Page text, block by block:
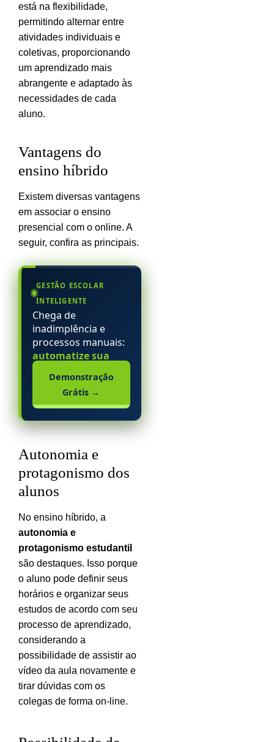
está na flexibilidade,
permitindo alternar entre
atividades individuais e
coletivas, proporcionando
um aprendizado mais
abrangente e adaptado às
necessidades de cada
aluno.
Vantagens do
ensino híbrido
Existem diversas vantagens
em associar o ensino
presencial com o online. A
seguir, confira as principais.
GESTÃO ESCOLAR
INTELIGENTE
Chega de
inadimplência e
processos manuais:
automatize sua
escola particular.
Demonstração
Grátis →
Autonomia e
protagonismo dos
alunos
No ensino híbrido, a
autonomia e
protagonismo estudantil
são destaques. Isso porque
o aluno pode definir seus
horários e organizar seus
estudos de acordo com seu
processo de aprendizado,
considerando a
possibilidade de assistir ao
vídeo da aula novamente e
tirar dúvidas com os
colegas de forma on-line.